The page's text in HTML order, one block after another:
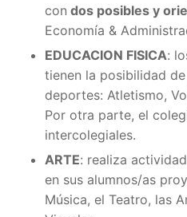
con dos posibles y
Economía &
EDUCACION FISICA:
tienen la posibilidad
deportes: Atletismo,
Por otra parte, el
intercolegiales.
ARTE: realiza
en sus alumnos/as
Música, el Teatro, las